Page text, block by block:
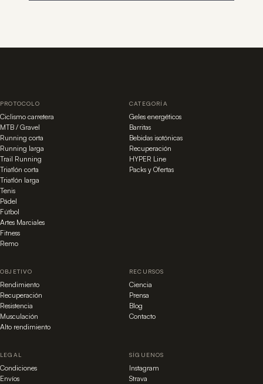
PROTOCOLO
Ciclismo carretera
MTB / Gravel
Running corta
Running larga
Trail Running
Triatlón corta
Triatlón larga
Tenis
Pádel
Fútbol
Artes Marciales
Fitness
Remo
CATEGORÍA
Geles energéticos
Barritas
Bebidas isotónicas
Recuperación
HYPER Line
Packs y Ofertas
OBJETIVO
Rendimiento
Recuperación
Resistencia
Musculación
Alto rendimiento
RECURSOS
Ciencia
Prensa
Blog
Contacto
LEGAL
Condiciones
Envíos
SÍGUENOS
Instagram
Strava